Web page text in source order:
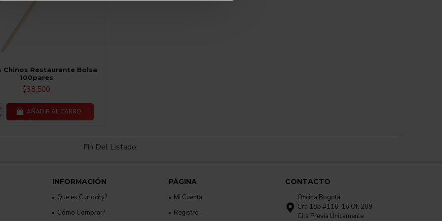
Chinos Restaurante Bolsa
100pares
$38,500
AÑADIR AL CARRO
Fin Del Listado.
INFORMACIÓN
Que es Curiocity?
Cómo Comprar?
PÁGINA
Mi Cuenta
Registro
CONTACTO
Oficina Bogotá
Cra 18b #116-16 Of. 209
Cita Previa Únicamente